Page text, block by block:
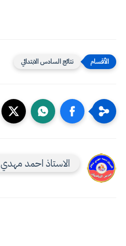
نتائج السادس الابتدائي
الاستاذ احمد مهدي ٢